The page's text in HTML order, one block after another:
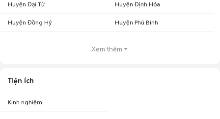
Huyện Đại Từ Huyện Định Hóa
Huyện Đồng Hỷ Huyện Phú Bình
Xem thêm
Tiện ích
Kinh nghiệm